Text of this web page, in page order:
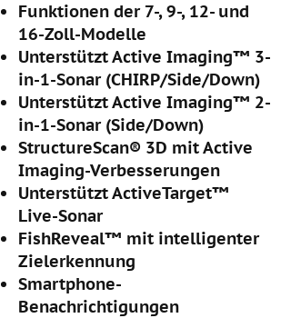
Funktionen der 7-, 9-, 12- und
16-Zoll-Modelle
Unterstützt Active Imaging™ 3-
in-1-Sonar (CHIRP/Side/Down)
Unterstützt Active Imaging™ 2-
in-1-Sonar (Side/Down)
StructureScan® 3D mit Active
Imaging-Verbesserungen
Unterstützt ActiveTarget™
Live-Sonar
FishReveal™ mit intelligenter
Zielerkennung
Smartphone-
Benachrichtigungen